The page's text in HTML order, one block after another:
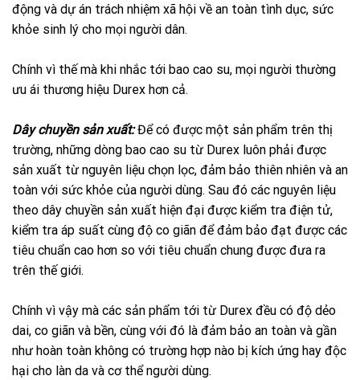
động và dự án trách nhiệm xã hội về an toàn tình dục, sức
khỏe sinh lý cho mọi người dân.
Chính vì thế mà khi nhắc tới bao cao su, mọi người thường
ưu ái thương hiệu Durex hơn cả.
Dây chuyền sản xuất:Để có được một sản phẩm trên thị
trường, những dòng bao cao su từ Durex luôn phải được
sản xuất từ nguyên liệu chọn lọc, đảm bảo thiên nhiên và an
toàn với sức khỏe của người dùng. Sau đó các nguyên liệu
theo dây chuyền sản xuất hiện đại được kiểm tra điện tử,
kiểm tra áp suất cùng độ co giãn để đảm bảo đạt được các
tiêu chuẩn cao hơn so với tiêu chuẩn chung được đưa ra
trên thế giới.
Chính vì vậy mà các sản phẩm tới từ Durex đều có độ dẻo
dai, co giãn và bền, cùng với đó là đảm bảo an toàn và gần
như hoàn toàn không có trường hợp nào bị kích ứng hay độc
hại cho làn da và cơ thể người dùng.